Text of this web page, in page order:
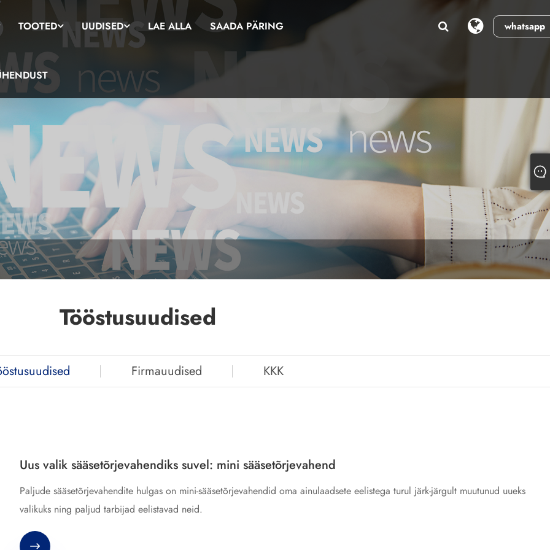
whatsapp
TOOTED UUDISED LAE ALLA SAADA PÄRING
Tööstusuudised
Firmauudised KKK
Uus valik sääsetõrjevahendiks suvel: mini sääsetõrjevahend
Paljude sääsetõrjevahendite hulgas on mini-sääsetõrjevahendid oma ainulaadsete eelistega turul järk-järgult muutunud uueks
valikuks ning paljud tarbijad eelistavad neid.
